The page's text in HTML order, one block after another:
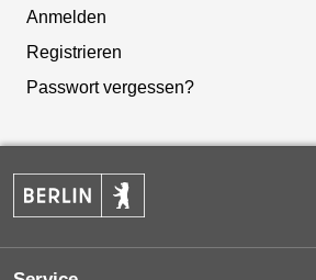
Anmelden
Registrieren
Passwort vergessen?